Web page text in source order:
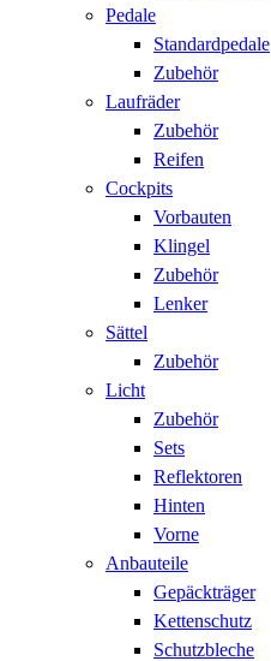
Pedale
Standardpedale
Zubehör
Laufräder
Zubehör
Reifen
Cockpits
Vorbauten
Klingel
Zubehör
Lenker
Sättel
Zubehör
Licht
Zubehör
Sets
Reflektoren
Hinten
Vorne
Anbauteile
Gepäckträger
Kettenschutz
Schutzbleche